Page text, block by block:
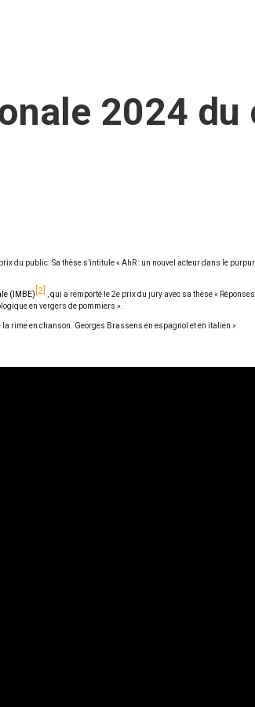
2024 du
du public. Sa thèse s’intitule « AhR : un nouvel acteur dans le
(IMBE) 2
, qui a remporté le 2e prix du jury avec sa thèse «
en vergers de pommiers ».
la rime en chanson. Georges Brassens en espagnol et en italien ».